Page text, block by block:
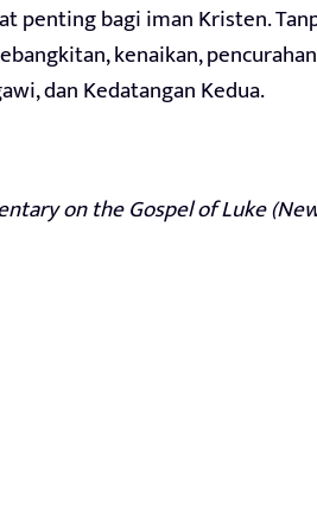
penting bagi iman Kristen.
kenaikan,
dan Kedatangan Kedua.
on the Gospel of Luke